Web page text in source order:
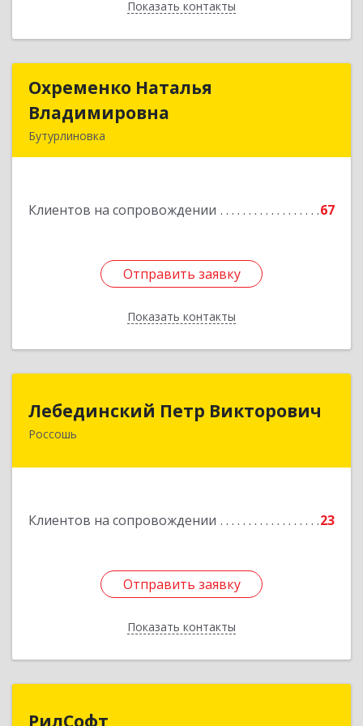
Показать контакты
Назад
Охременко Наталья
Владимировна
Бутурлиновка
Клиентов на сопровождении 67
Отправить заявку
Показать контакты
Охременко Наталья
Отправить заявку
Назад
Лебединский Петр Викторович
Россошь
Клиентов на сопровождении 23
Отправить заявку
Показать контакты
Лебединский Петр Викторович
396650, Воронежская обл., г. Россошь, пер.
Отправить заявку
Назад
РилСофт